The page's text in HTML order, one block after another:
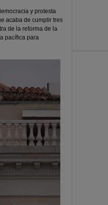
y protesta
acaba de cumplir tres
de la reforma de la
pacífica para